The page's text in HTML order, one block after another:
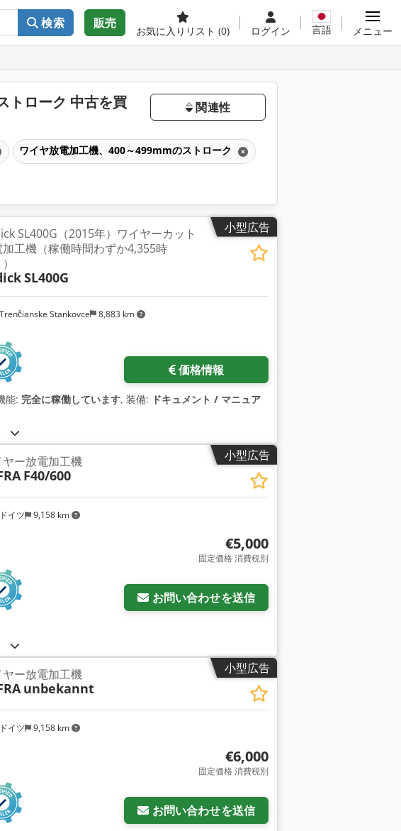
検索 販売
お気に入りリスト (0) ログイン 言語 メニュー
トローク 中古を買
関連性
ワイヤ放電加工機、400～499mmのストローク
小型広告
Stankovce 8,883 km
SL400G（2015年）ワイヤーカット
加工機（稼働時間わずか4,355時
SL400G
価格情報
能: 完全に稼働しています, 装備: ドキュメント / マニュア
小型広告
イツ 9,158 km
ヤー放電加工機
F40/600
€5,000
固定価格 消費税別
お問い合わせを送信
小型広告
イツ 9,158 km
ヤー放電加工機
unbekannt
€6,000
固定価格 消費税別
お問い合わせを送信